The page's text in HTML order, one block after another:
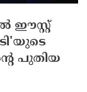
ഈസ്റ്റ്
പുതിയ